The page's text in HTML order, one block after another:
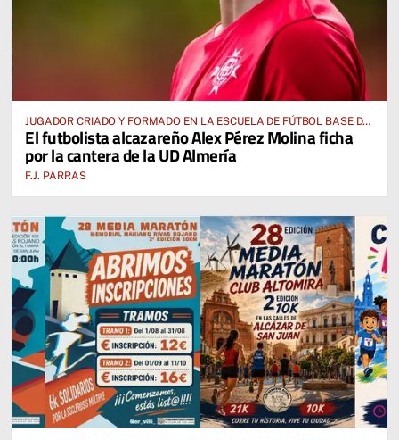
JUGADOR CRIADO Y FORMADO EN LA ESCUELA DE FÚTBOL BASE DE
ALCÁZAR DE SAN JUAN
El futbolista alcazareño Alex Pérez Molina ficha
por la cantera de la UD Almería
F.J. PARRAS